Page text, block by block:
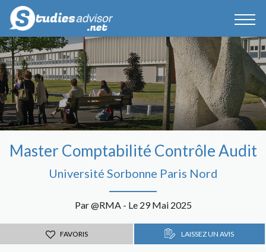
Master Comptabilité Contrôle Audit
Université Sorbonne Paris Nord
Par @RMA - Le 29 Mai 2025
FAVORIS LAISSEZ UN AVIS